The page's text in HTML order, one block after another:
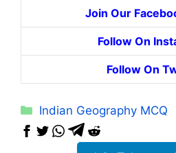
Join Our
Follow On
Follow On
Categories
Indian Geography MCQ